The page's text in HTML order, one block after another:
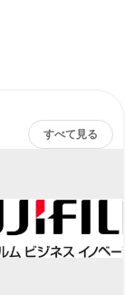
すべて見る